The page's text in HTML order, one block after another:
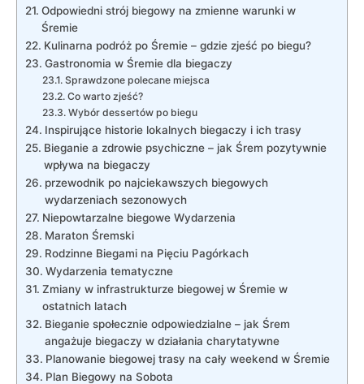
Odpowiedni​ strój biegowy na zmienne warunki w
Śremie
Kulinarna podróż po ⁤Śremie – gdzie zjeść po​ biegu?
Gastronomia w‍ Śremie dla biegaczy
Sprawdzone polecane ⁤miejsca
Co warto zjeść?
Wybór dessertów po ‌biegu
Inspirujące historie lokalnych biegaczy i ich ‌trasy
Bieganie a zdrowie‍ psychiczne – jak Śrem pozytywnie
wpływa na ‍biegaczy
przewodnik⁣ po ​najciekawszych biegowych⁣
wydarzeniach ‌sezonowych
Niepowtarzalne biegowe ⁣Wydarzenia
Maraton Śremski
Rodzinne Biegami na Pięciu Pagórkach
Wydarzenia tematyczne
Zmiany w infrastrukturze biegowej ⁣w‍ Śremie w
ostatnich latach
Bieganie społecznie odpowiedzialne ⁣–⁣ jak ⁣Śrem
⁤angażuje ⁢biegaczy w działania charytatywne
Planowanie⁤ biegowej trasy‍ na ​cały weekend ⁤w Śremie
Plan​ Biegowy na Sobota